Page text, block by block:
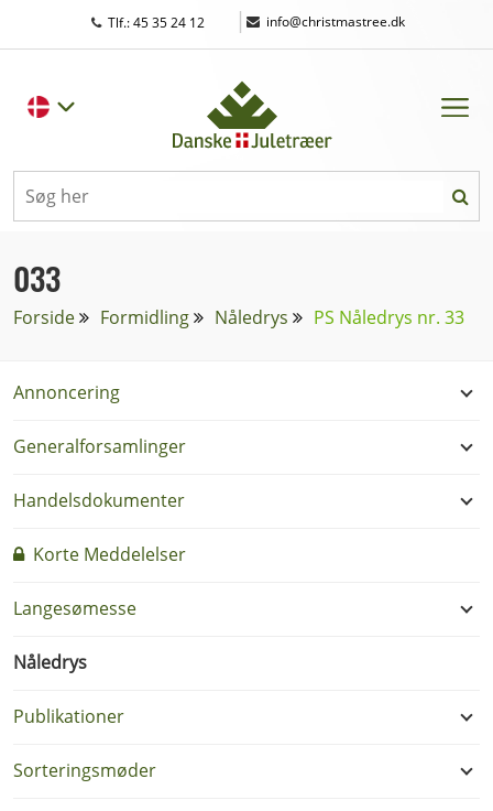
Tlf.: 45 35 24 12 | info@christmastree.dk
033
Forside Formidling Nåledrys PS Nåledrys nr. 33
Annoncering
Generalforsamlinger
Handelsdokumenter
Korte Meddelelser
Langesømesse
Nåledrys
Publikationer
Sorteringsmøder